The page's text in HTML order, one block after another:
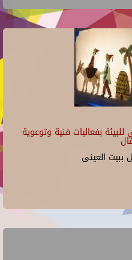
بفعاليات فنية وتوعوية
ببيت العينى